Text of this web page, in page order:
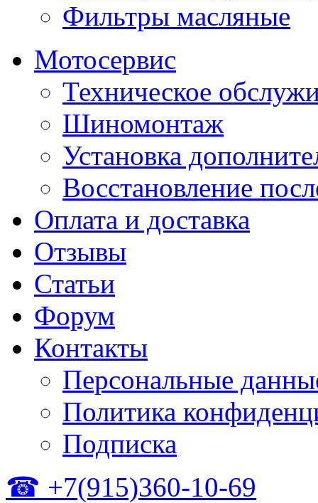
Фильтры масляные
Мотосервис
Техническое
Шиномонтаж
Установка
Восстановление
Оплата и доставка
Отзывы
Статьи
Форум
Контакты
Персональные
Политика
Подписка
☎ +7(915)360-10-69